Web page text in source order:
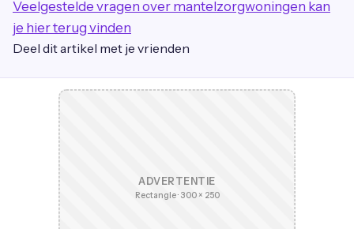
Veelgestelde vragen over mantelzorgwoningen kan
je hier terug vinden
Deel dit artikel met je vrienden
ADVERTENTIE
Rectangle · 300 × 250